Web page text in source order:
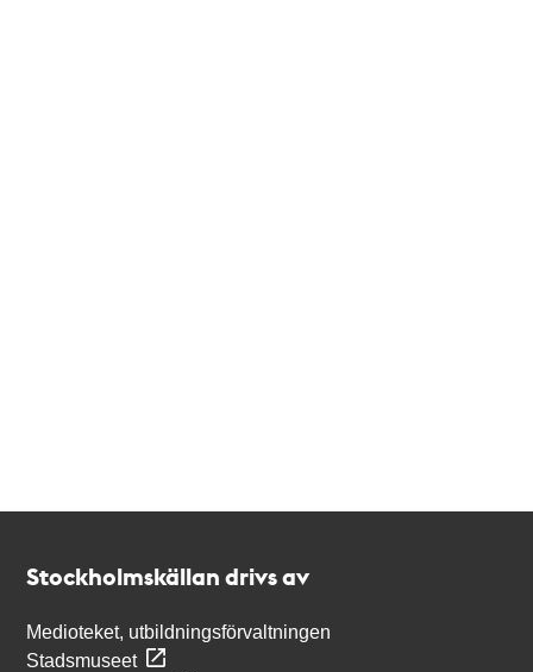
Stockholmskällan drivs av
Medioteket, utbildningsförvaltningen
Stadsmuseet